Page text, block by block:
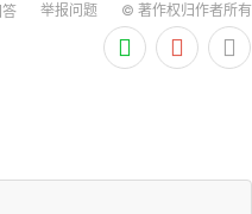
© 著作权归作者所有
举报问题